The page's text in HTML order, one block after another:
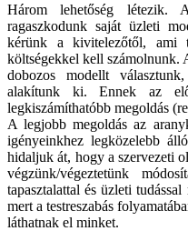
Három lehetőség létezik.
ragaszkodunk saját üzleti
kérünk a kivitelezőtől, ami
költségekkel kell számolnunk.
dobozos modellt
alakítunk ki. Ennek az
legkiszámíthatóbb megoldás
A legjobb megoldás az
igényeinkhez legközelebb
hidaljuk át, hogy a szervezeti
végzünk/végeztetünk
tapasztalattal és üzleti
mert a testreszabás
láthatnak el minket.